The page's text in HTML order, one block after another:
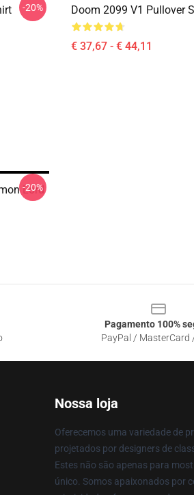
-20% Doom 2099 V1 Pullover
€ 37,67 - € 44,11
Lord
-20%
Pagamento 100%
PayPal / MasterCard
Nossa loja
Oferecemos uma variedade de
projetados por designers de
Estes não são apenas para
único. Somos apaixonados por